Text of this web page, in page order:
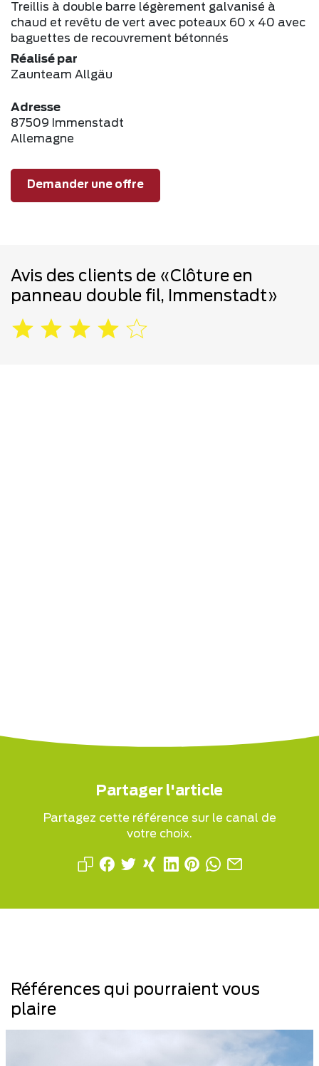
Treillis à double barre légèrement galvanisé à
chaud et revêtu de vert avec poteaux 60 x 40 avec
baguettes de recouvrement bétonnés
Réalisé par
Zaunteam Allgäu
Adresse
87509 Immenstadt
Allemagne
Demander une offre
Avis des clients de «Clôture en
panneau double fil, Immenstadt»
Partager l'article
Partagez cette référence sur le canal de
votre choix.
Références qui pourraient vous
plaire